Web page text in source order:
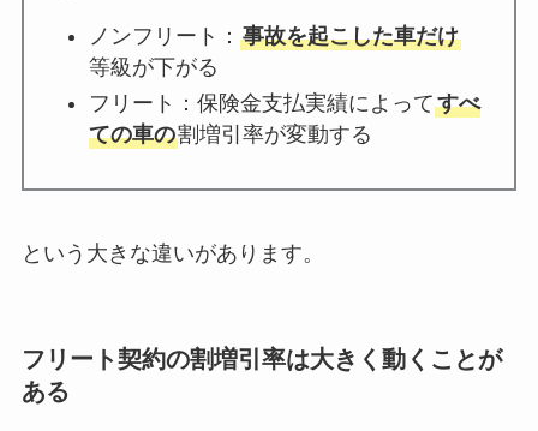
ノンフリート： 事故を起こした車だけ
等級が下がる
フリート：保険金支払実績によってすべ
ての車の割増引率が変動する
という大きな違いがあります。
フリート契約の割増引率は大きく動くことが
ある